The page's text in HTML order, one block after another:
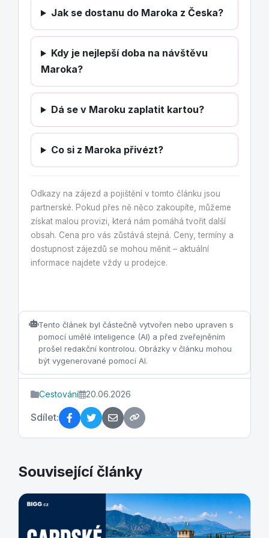
Jak se dostanu do Maroka z Česka?
Kdy je nejlepší doba na návštěvu
Maroka?
Dá se v Maroku zaplatit kartou?
Co si z Maroka přivézt?
Odkazy na zájezd a pojištění v tomto článku jsou
partnerské. Pokud přes ně něco zakoupíte, můžeme
získat malou provizi, která nám pomáhá tvořit další
obsah. Cena pro vás zůstává stejná. Ceny, termíny a
dostupnost zájezdů se mohou měnit – aktuální
informace najdete vždy u prodejce.
Tento článek byl částečně vytvořen nebo upraven s
pomocí umělé inteligence (AI) a před zveřejněním
prošel redakční kontrolou. Obrázky v článku mohou
být vygenerované pomocí AI.
Cestování 20.06.2026
Sdílet:
Související články